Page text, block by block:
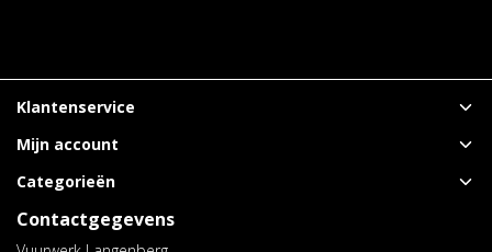
Klantenservice
Mijn account
Categorieën
Contactgegevens